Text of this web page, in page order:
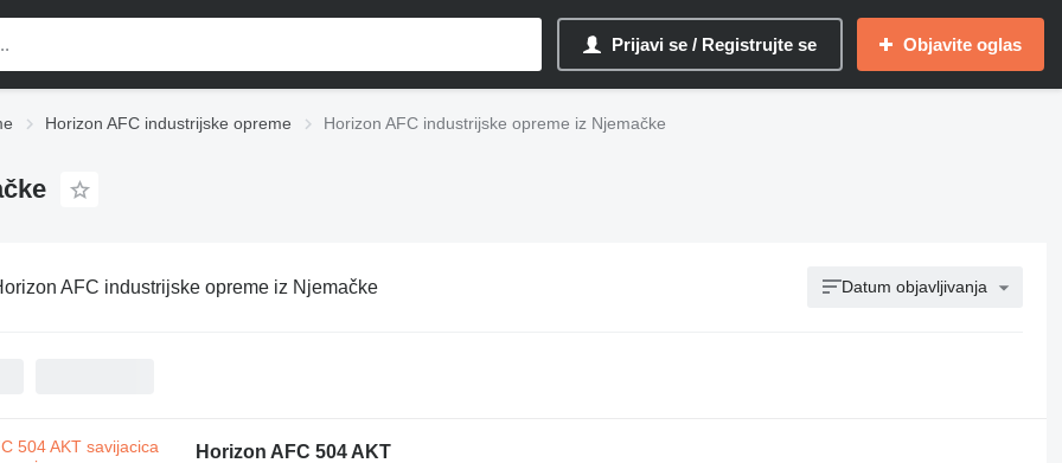
Prijavi se / Registrujte se Objavite oglas
Horizon AFC industrijske opreme Horizon AFC industrijske opreme iz Njemačke
AFC industrijske opreme iz Njemačke Datum objavljivanja
Horizon AFC 504 AKT